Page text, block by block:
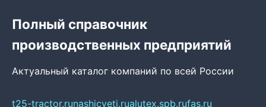
Полный справочник
производственных предприятий
Актуальный каталог компаний по всей России
t25-tractor.runashicveti.rualutex.spb.rufas.ru